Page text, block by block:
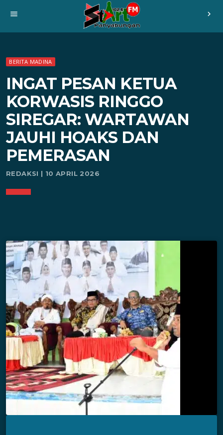
menu chevron_right
BERITA MADINA
INGAT PESAN KETUA
KORWASIS RINGGO
SIREGAR: WARTAWAN
JAUHI HOAKS DAN
PEMERASAN
REDAKSI | 10 APRIL 2026